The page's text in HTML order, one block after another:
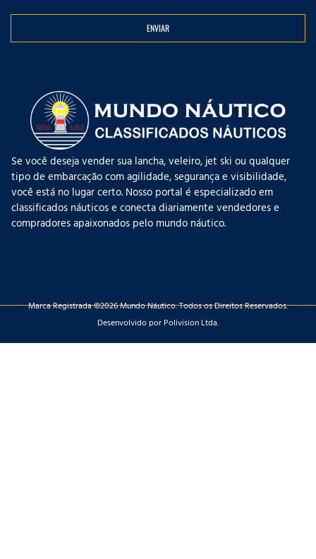
ENVIAR
Se você deseja vender sua lancha, veleiro, jet ski ou qualquer
tipo de embarcação com agilidade, segurança e visibilidade,
você está no lugar certo. Nosso portal é especializado em
classificados náuticos e conecta diariamente vendedores e
compradores apaixonados pelo mundo náutico.
Marca Registrada ©2026 Mundo Náutico. Todos os Direitos Reservados.
Desenvolvido por Polivision Ltda.